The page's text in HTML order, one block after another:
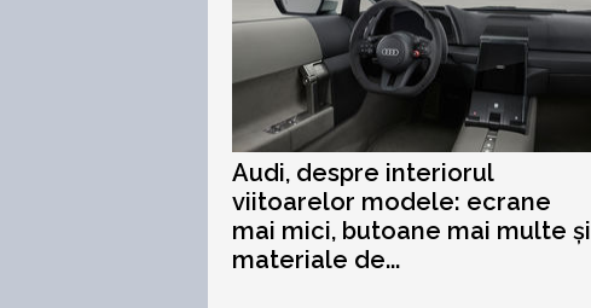
Audi, despre interiorul
viitoarelor modele: ecrane
mai mici, butoane mai multe și
materiale de...